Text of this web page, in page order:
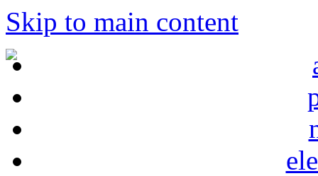
Skip to main content